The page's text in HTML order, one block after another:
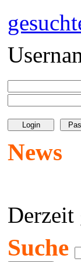
News
Derzeit
Suche